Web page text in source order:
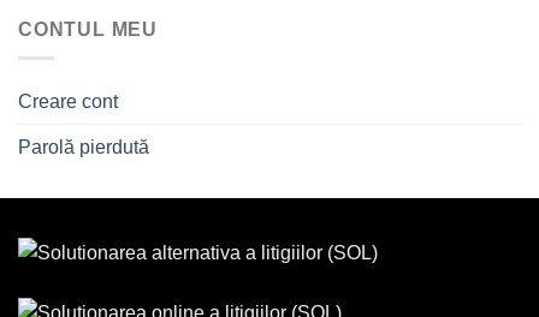
CONTUL MEU
Creare cont
Parolă pierdută